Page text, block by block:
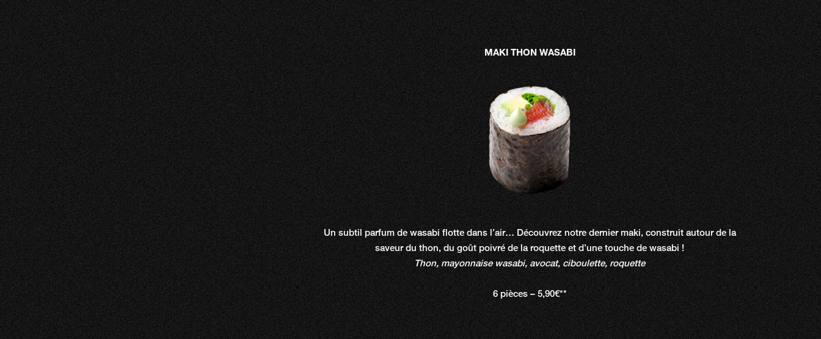
MAKI THON WASABI
Un subtil parfum de wasabi flotte dans l’air… Découvrez notre dernier maki, construit autour de la
saveur du thon, du goût poivré de la roquette et d’une touche de wasabi !
Thon, mayonnaise wasabi, avocat, ciboulette, roquette
6 pièces – 5,90€**